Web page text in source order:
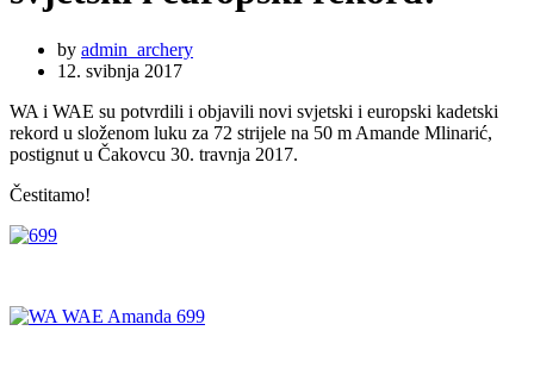
by admin_archery
12. svibnja 2017
WA i WAE su potvrdili i objavili novi svjetski i europski kadetski
rekord u složenom luku za 72 strijele na 50 m Amande Mlinarić,
postignut u Čakovcu 30. travnja 2017.
Čestitamo!